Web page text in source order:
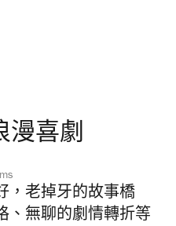
漫喜劇
，老掉牙的故事橋
、無聊的劇情轉折等